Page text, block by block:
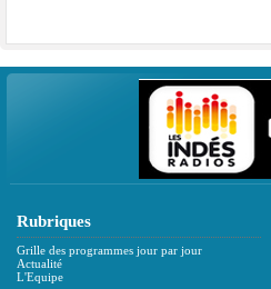
Rubriques
Grille des programmes jour par jour
Actualité
L'Equipe